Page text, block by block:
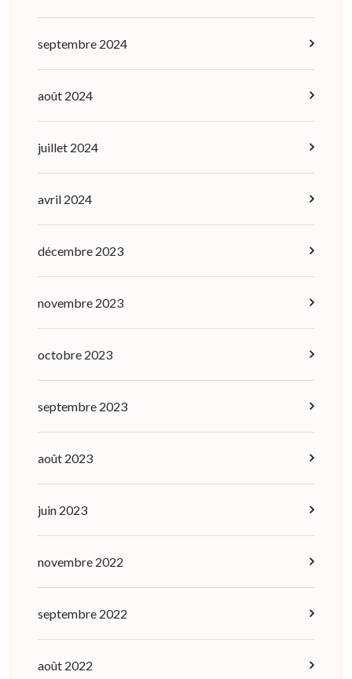
septembre 2024
août 2024
juillet 2024
avril 2024
décembre 2023
novembre 2023
octobre 2023
septembre 2023
août 2023
juin 2023
novembre 2022
septembre 2022
août 2022